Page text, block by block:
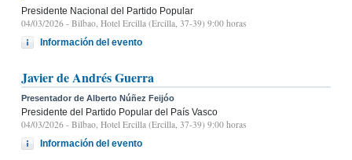
Presidente Nacional del Partido Popular
04/03/2026 - Bilbao, Hotel Ercilla (Ercilla, 37-39) 9:00 horas
Información del evento
Javier de Andrés Guerra
Presentador de Alberto Núñez Feijóo
Presidente del Partido Popular del País Vasco
04/03/2026 - Bilbao, Hotel Ercilla (Ercilla, 37-39) 9:00 horas
Información del evento